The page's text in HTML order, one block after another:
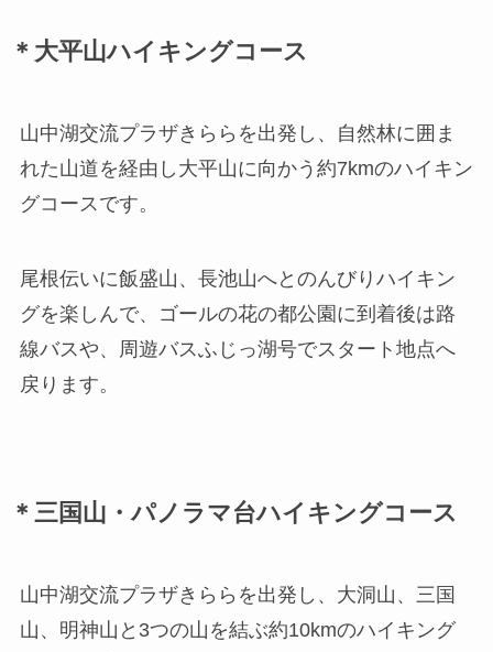
＊大平山ハイキングコース
山中湖交流プラザきららを出発し、自然林に囲ま
れた山道を経由し大平山に向かう約7kmのハイキン
グコースです。
尾根伝いに飯盛山、長池山へとのんびりハイキン
グを楽しんで、ゴールの花の都公園に到着後は路
線バスや、周遊バスふじっ湖号でスタート地点へ
戻ります。
＊三国山・パノラマ台ハイキングコース
山中湖交流プラザきららを出発し、大洞山、三国
山、明神山と3つの山を結ぶ約10kmのハイキング